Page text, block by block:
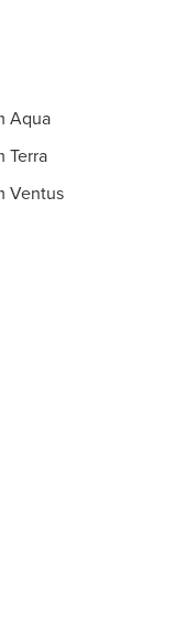
Aqua
Terra
Ventus